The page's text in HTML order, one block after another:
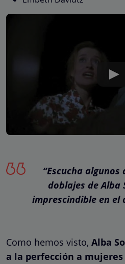
“Escucha algunos
doblajes de Alba
imprescindible en el
Como hemos visto, Alba
a la perfección a